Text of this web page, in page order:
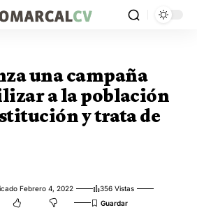
una campaña
a la población
y trata de
Febrero 4, 2022
356 Vistas